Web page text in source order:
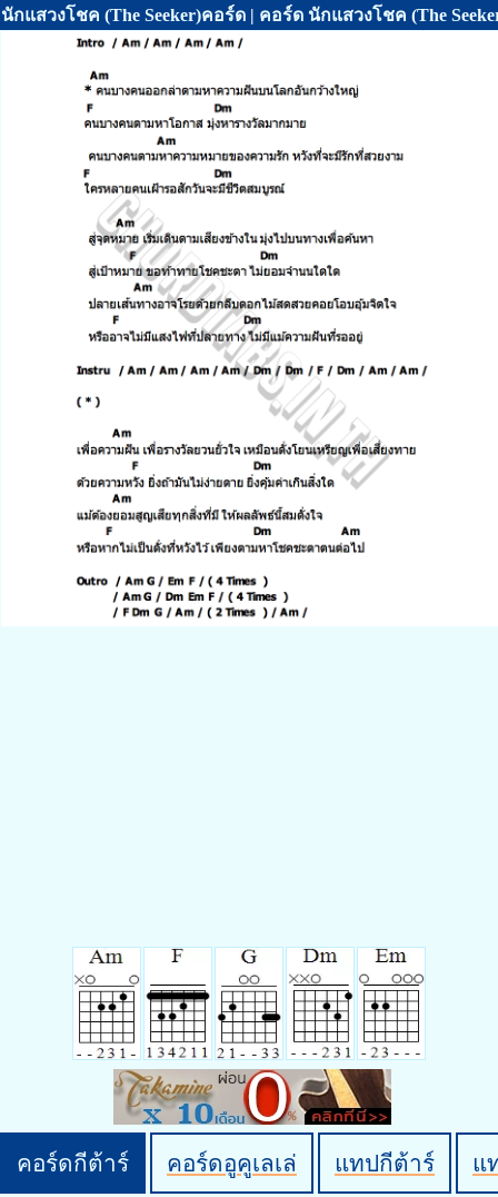
นักแสวงโชค (The Seeker)คอร์ด | คอร์ด นักแสวงโชค (The
คอร์ดกีต้าร์ คอร์ดอูคูเลเล่ แทปกีต้าร์ แ